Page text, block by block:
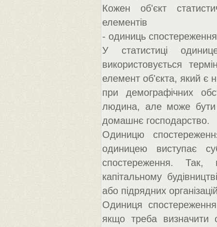
Кожен об'єкт
елементів
- одиниць
У статистиці
використовується
елемент об'єкта, який є
при демографічних
людина, але може бути
домашнє господарство.
Одиницю
одиницею виступає
спостереження. Так,
капітальному
або підрядних
Одиниця
якщо треба визначити